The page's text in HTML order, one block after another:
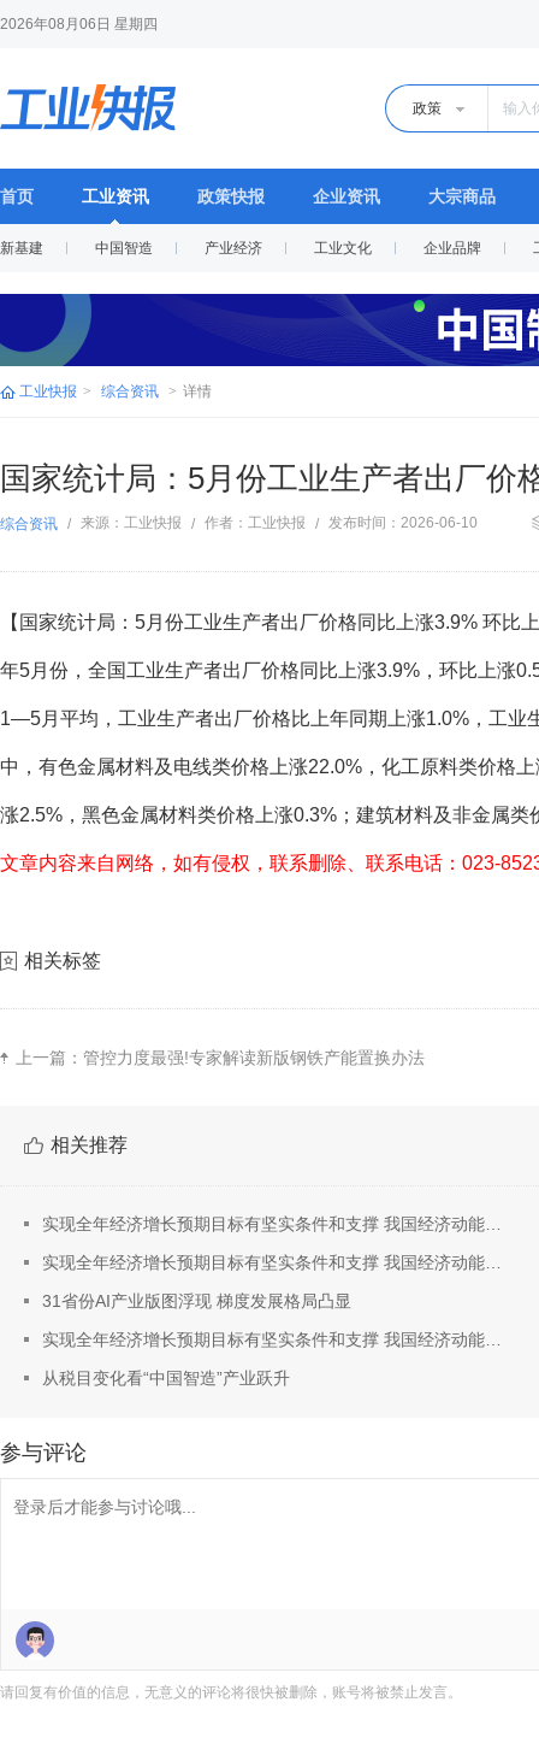
2026年08月06日 星期四
政策
首页 工业资讯
新基建 中国智造 产业经济 工业文化 企业品牌
政策快报 企业资讯 大宗商品
工业快报 > 综合资讯 > 详情
国家统计局：5月份工业生产者出厂价
综合资讯 / 来源：工业快报 / 作者：工业快报 / 发布时间：2026-06-10
【国家统计局：5月份工业生产者出厂价格同比上涨3.9% 环
年5月份，全国工业生产者出厂价格同比上涨3.9%，环比上涨
1—5月平均，工业生产者出厂价格比上年同期上涨1.0%，工业
中，有色金属材料及电线类价格上涨22.0%，化工原料类价格
涨2.5%，黑色金属材料类价格上涨0.3%；建筑材料及非金属
文章内容来自网络，如有侵权，联系删除、联系电话：023-
相关标签
上一篇： 管控力度最强!专家解读新版钢铁产能置换办法
相关推荐
31省份AI产业版图浮现 梯度发展格局凸显
从税目变化看“中国智造”产业跃升
参与评论
请回复有价值的信息，无意义的评论将很快被删除，账号将被禁止发言。